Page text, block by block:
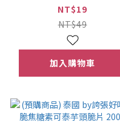
31g
NT$19
NT$49
加入購物車